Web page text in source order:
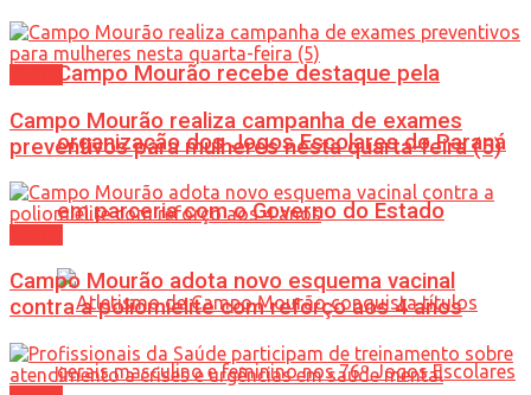
Campo Mourão recebe destaque pela
organização dos Jogos Escolares do Paraná
em parceria com o Governo do Estado
Campo Mourão realiza campanha de exames
preventivos para mulheres nesta quarta-feira (5)
Campo Mourão adota novo esquema vacinal
contra a poliomielite com reforço aos 4 anos